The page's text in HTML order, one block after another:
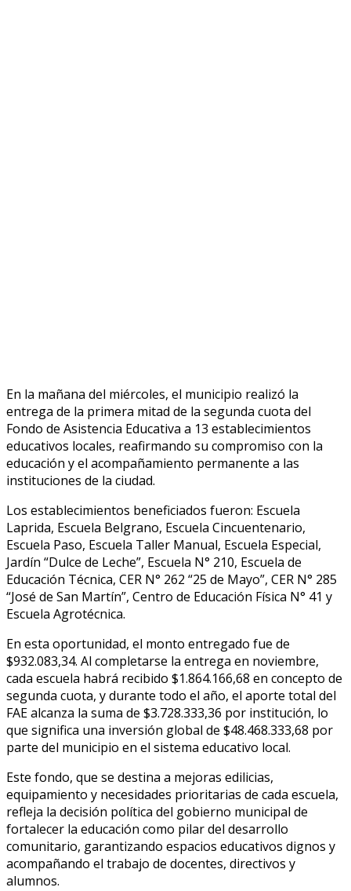
En la mañana del miércoles, el municipio realizó la
entrega de la primera mitad de la segunda cuota del
Fondo de Asistencia Educativa a 13 establecimientos
educativos locales, reafirmando su compromiso con la
educación y el acompañamiento permanente a las
instituciones de la ciudad.
Los establecimientos beneficiados fueron: Escuela
Laprida, Escuela Belgrano, Escuela Cincuentenario,
Escuela Paso, Escuela Taller Manual, Escuela Especial,
Jardín “Dulce de Leche”, Escuela N° 210, Escuela de
Educación Técnica, CER N° 262 “25 de Mayo”, CER N° 285
“José de San Martín”, Centro de Educación Física N° 41 y
Escuela Agrotécnica.
En esta oportunidad, el monto entregado fue de
$932.083,34. Al completarse la entrega en noviembre,
cada escuela habrá recibido $1.864.166,68 en concepto de
segunda cuota, y durante todo el año, el aporte total del
FAE alcanza la suma de $3.728.333,36 por institución, lo
que significa una inversión global de $48.468.333,68 por
parte del municipio en el sistema educativo local.
Este fondo, que se destina a mejoras edilicias,
equipamiento y necesidades prioritarias de cada escuela,
refleja la decisión política del gobierno municipal de
fortalecer la educación como pilar del desarrollo
comunitario, garantizando espacios educativos dignos y
acompañando el trabajo de docentes, directivos y
alumnos.